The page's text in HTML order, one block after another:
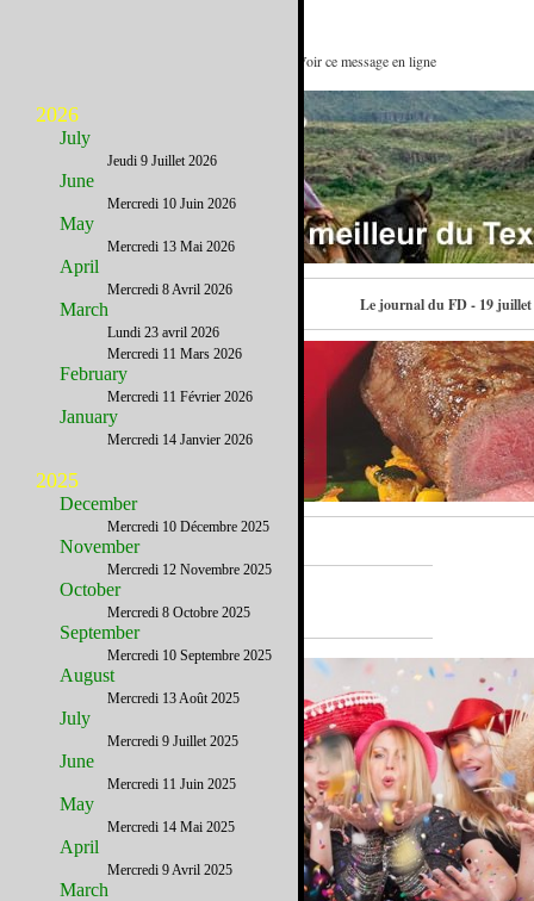
Quelques activités de demoiselles : Voir ce message en ligne
Contactez-nous Le journal du FD - 19 juillet
A la Une
2026
July
Jeudi 9 Juillet 2026
June
Mercredi 10 Juin 2026
May
Mercredi 13 Mai 2026
April
Mercredi 8 Avril 2026
March
Lundi 23 avril 2026
Mercredi 11 Mars 2026
February
Mercredi 11 Février 2026
January
Mercredi 14 Janvier 2026
2025
December
Mercredi 10 Décembre 2025
November
Mercredi 12 Novembre 2025
October
Mercredi 8 Octobre 2025
September
Mercredi 10 Septembre 2025
August
Mercredi 13 Août 2025
July
Mercredi 9 Juillet 2025
June
Mercredi 11 Juin 2025
May
Mercredi 14 Mai 2025
April
Mercredi 9 Avril 2025
March